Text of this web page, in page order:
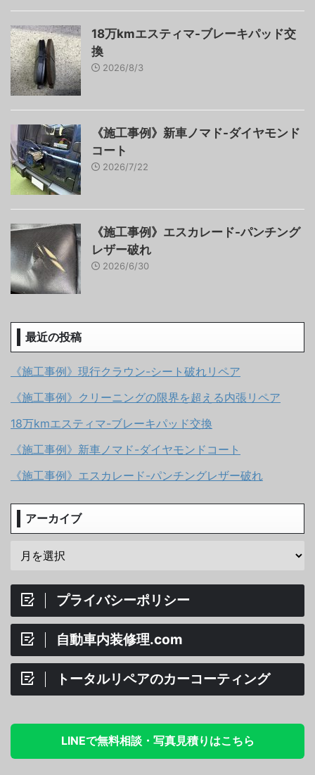
18万kmエスティマ-ブレーキパッド交
換
2026/8/3
《施工事例》新車ノマド-ダイヤモンド
コート
2026/7/22
《施工事例》エスカレード-パンチング
レザー破れ
2026/6/30
最近の投稿
《施工事例》現行クラウン-シート破れリペア
《施工事例》クリーニングの限界を超える内張リペア
18万kmエスティマ-ブレーキパッド交換
《施工事例》新車ノマド-ダイヤモンドコート
《施工事例》エスカレード-パンチングレザー破れ
アーカイブ
プライバシーポリシー
自動車内装修理.com
トータルリペアのカーコーティング
LINEで無料相談・写真見積りはこちら